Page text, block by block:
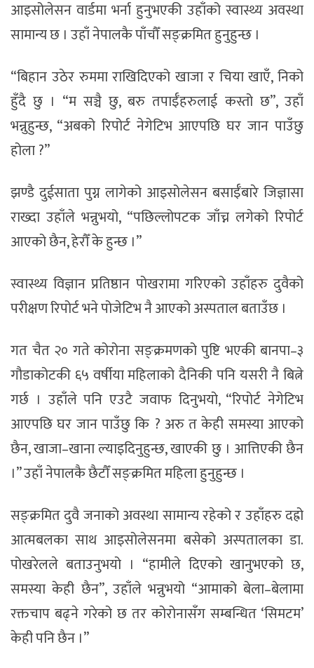
आइसोलेसन वार्डमा भर्ना हुनुभएकी उहाँको स्वास्थ्य अवस्था
सामान्य छ । उहाँ नेपालकै पाँचौँ सङ्क्रमित हुनुहुन्छ ।
“बिहान उठेर रुममा राखिदिएको खाजा र चिया खाएँ, निको
हुँदै छु । “म सञ्चै छु, बरु तपाईँहरुलाई कस्तो छ”, उहाँ
भन्नुहुन्छ, “अबको रिपोर्ट नेगेटिभ आएपछि घर जान पाउँछु
होला ?”
झण्डै दुईसाता पुग्न लागेको आइसोलेसन बसाईँबारे जिज्ञासा
राख्दा उहाँले भन्नुभयो, “पछिल्लोपटक जाँच्न लगेको रिपोर्ट
आएको छैन, हेरौँ के हुन्छ ।”
स्वास्थ्य विज्ञान प्रतिष्ठान पोखरामा गरिएको उहाँहरु दुवैको
परीक्षण रिपोर्ट भने पोजेटिभ नै आएको अस्पताल बताउँछ ।
गत चैत २० गते कोरोना सङ्क्रमणको पुष्टि भएकी बानपा–३
गौडाकोटकी ६५ वर्षीया महिलाको दैनिकी पनि यसरी नै बित्ने
गर्छ । उहाँले पनि एउटै जवाफ दिनुभयो, “रिपोर्ट नेगेटिभ
आएपछि घर जान पाउँछु कि ? अरु त केही समस्या आएको
छैन, खाजा–खाना ल्याइदिनुहुन्छ, खाएकी छु । आत्तिएकी छैन
।” उहाँ नेपालकै छैटौँ सङ्क्रमित महिला हुनुहुन्छ ।
सङ्क्रमित दुवै जनाको अवस्था सामान्य रहेको र उहाँहरु दह्रो
आत्मबलका साथ आइसोलेसनमा बसेको अस्पतालका डा.
पोखरेलले बताउनुभयो । “हामीले दिएको खानुभएको छ,
समस्या केही छैन”, उहाँले भन्नुभयो “आमाको बेला–बेलामा
रक्तचाप बढ्ने गरेको छ तर कोरोनासँग सम्बन्धित ‘सिमटम’
केही पनि छैन ।”